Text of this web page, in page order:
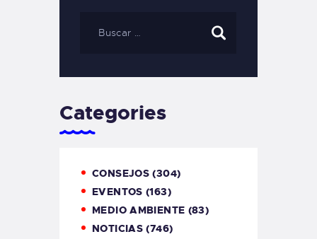
Categories
CONSEJOS (304)
EVENTOS (163)
MEDIO AMBIENTE (83)
NOTICIAS (746)